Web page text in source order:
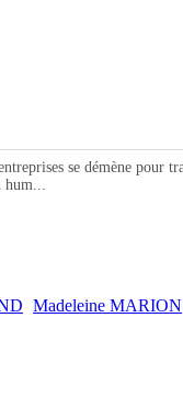
se démène pour
hum...
Madeleine MARION